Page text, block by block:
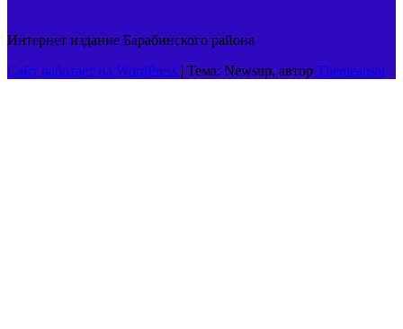
Интернет издание Барабинского района
Сайт работает на WordPress | Тема: Newsup, автор Themeansar